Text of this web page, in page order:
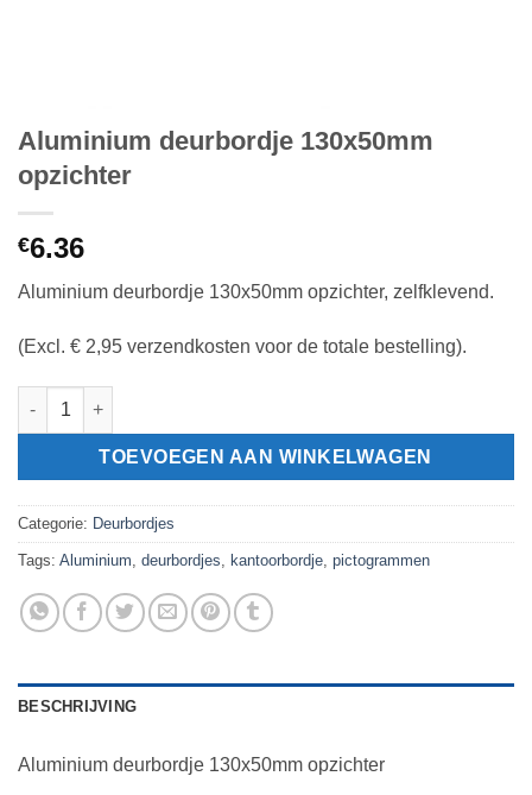
Aluminium deurbordje 130x50mm
opzichter
€6.36
Aluminium deurbordje 130x50mm opzichter, zelfklevend.
(Excl. € 2,95 verzendkosten voor de totale bestelling).
Aluminium deurbordje 130x50mm opzichter aantal
TOEVOEGEN AAN WINKELWAGEN
Categorie: Deurbordjes
Tags: Aluminium deurbordjes kantoorbordje pictogrammen
BESCHRIJVING
Aluminium deurbordje 130x50mm opzichter